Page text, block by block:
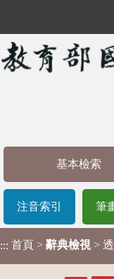
基本檢索
注音索引 筆
::: 首頁 > 辭典檢視 >